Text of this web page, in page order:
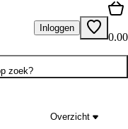
Inloggen
0.00
zoek?
Overzicht